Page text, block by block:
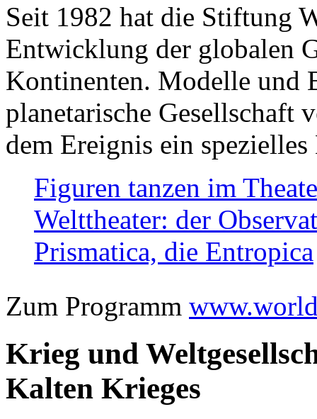
Seit 1982 hat die Stiftung
Entwicklung der globalen
Kontinenten. Modelle und
planetarische Gesellschaft
dem Ereignis ein
Figuren tanzen im
Welttheater: der
Prismatica, die Entropica
Zum Programm
Krieg und
Kalten Krieges